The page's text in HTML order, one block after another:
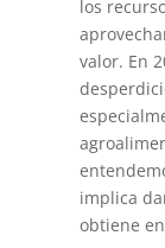
los
valor. En
implica
obtiene